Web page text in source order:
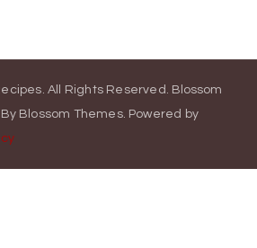
. All Rights Reserved. Blossom
Blossom Themes. Powered by